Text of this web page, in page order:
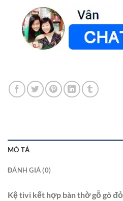
MÔ TẢ
ĐÁNH GIÁ (0)
Kệ tivi kết hợp bàn thờ gỗ gõ đỏ